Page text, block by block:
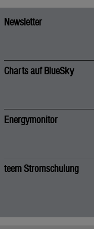
Newsletter
Charts auf BlueSky
Energymonitor
teem Stromschulung